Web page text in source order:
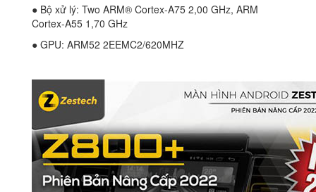
● Bộ xử lý: Two ARM® Cortex-A75 2,00 GHz, ARM
Cortex-A55 1,70 GHz
● GPU: ARM52 2EEMC2/620MHZ